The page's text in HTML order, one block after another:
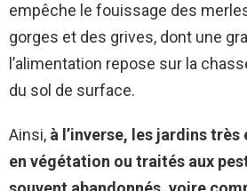
empêche le fouissage des
gorges et des grives, dont une
l’alimentation repose sur la
du sol de surface.
Ainsi, à l’inverse, les jardins
en végétation ou traités aux